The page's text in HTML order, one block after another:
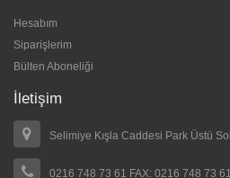
Hesabım
Siparişlerim
Bülten Aboneliği
İletişim
Selimiye Kışla Caddesi Park Üstü
0216 748 73 61 FAX: 0216 748 73 61